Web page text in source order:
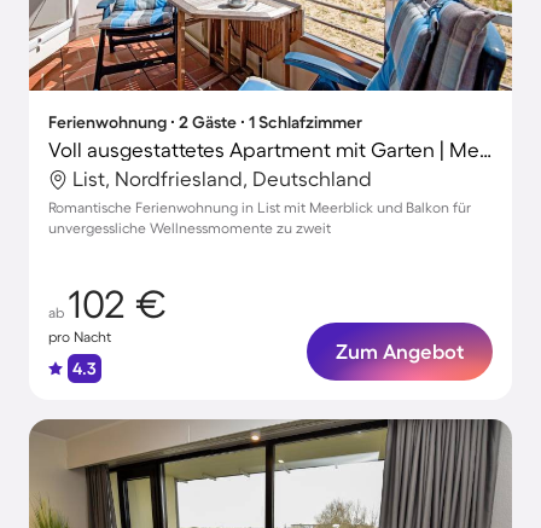
Ferienwohnung ∙ 2 Gäste ∙ 1 Schlafzimmer
Voll ausgestattetes Apartment mit Garten | Meerblick | Neben dem Strand | Haustiere sind willkommen
List, Nordfriesland, Deutschland
Romantische Ferienwohnung in List mit Meerblick und Balkon für
unvergessliche Wellnessmomente zu zweit
ab 102 €
pro Nacht
4.3
Zum Angebot